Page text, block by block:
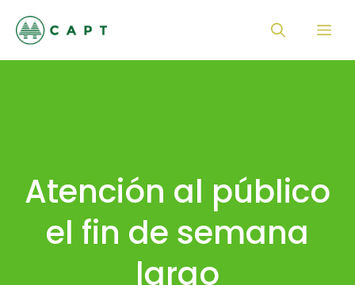
Atención al público
el fin de semana
largo